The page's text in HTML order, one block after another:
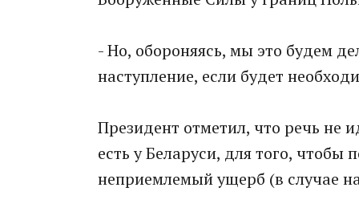
- Но, обороняясь, мы это будем
наступление, если будет
Президент отметил, что речь не
есть у Беларуси, для того,
неприемлемый ущерб (в случае